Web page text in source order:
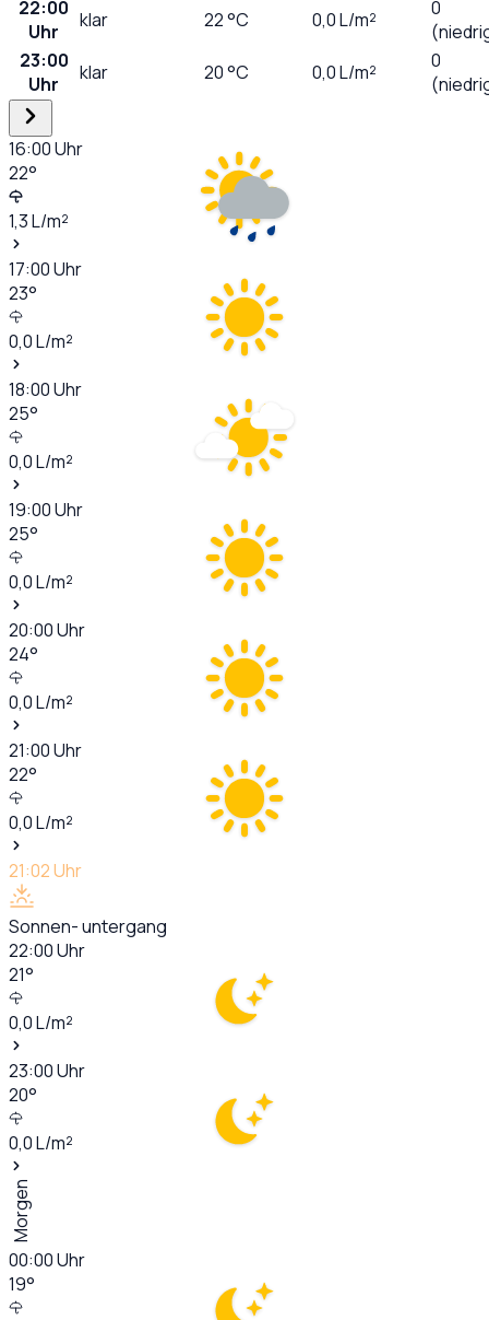
22:00
Uhr
klar 22°C 0,0L/m²
0
23:00
Uhr
klar 20°C 0,0L/m²
0
16:00Uhr
22°
1,3L/m²
17:00Uhr
23°
0,0L/m²
18:00Uhr
25°
0,0L/m²
19:00Uhr
25°
0,0L/m²
20:00Uhr
24°
0,0L/m²
21:00Uhr
22°
0,0L/m²
21:02Uhr
Sonnen- untergang
22:00Uhr
21°
0,0L/m²
23:00Uhr
20°
0,0L/m²
Morgen
00:00Uhr
19°